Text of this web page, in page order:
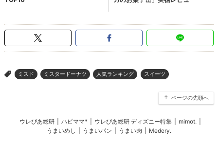
> ミスド ミスタードーナツ 人気ランキング スイーツ
ページの先頭へ
ウレぴあ総研 ハピママ* ウレぴあ総研 ディズニー特集 mimot.
うまいめし
うまいパン うまい肉 Medery.